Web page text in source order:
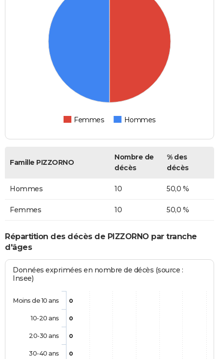
Femmes Hommes
Famille PIZZORNO
Nombre de
décès
% des
décès
Hommes 10 50,0 %
Femmes 10 50,0 %
Répartition des décès de PIZZORNO par tranche
d'âges
Données exprimées en nombre de décès (source :
Insee)
0
0
0
0
Moins de 10 ans
10-20 ans
20-30 ans
30-40 ans